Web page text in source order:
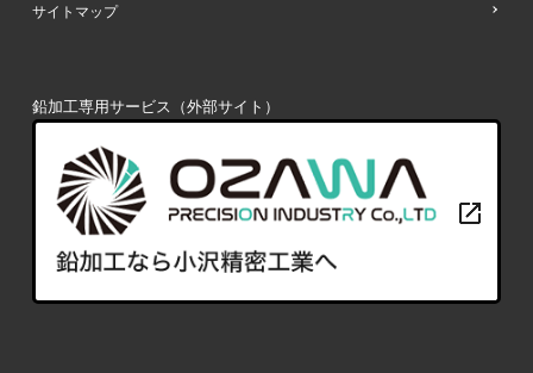
サイトマップ
鉛加工専用サービス（外部サイト）